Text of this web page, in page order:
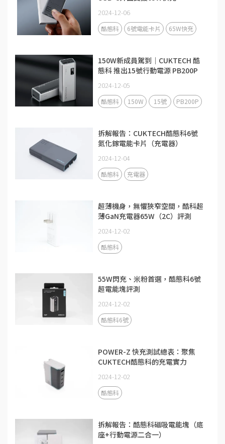
2024-12-06
酷態科 6號電能卡片 65W快充
150W新成員駕到｜CUKTECH 酷
態科 推出15號行動電源 PB200P
2024-12-05
酷態科 150W 15號 PB200P
拆解報告：CUKTECH酷態科6號
氮化鎵電能卡片（充電器）
2024-12-04
酷態科 充電器
超薄機身，無懼狹窄空間，酷科超
薄GaN充電器65W（2C）評測
2024-12-02
酷態科
55W閃充、米粉首選，酷態科6號
超電能塊評測
2024-12-02
酷態科6號
POWER-Z 快充測試總表：聚焦
CUKTECH酷態科的充電實力
2024-12-02
酷態科
拆解報告：酷態科磁吸電能塊（底
座+行動電源二合一）